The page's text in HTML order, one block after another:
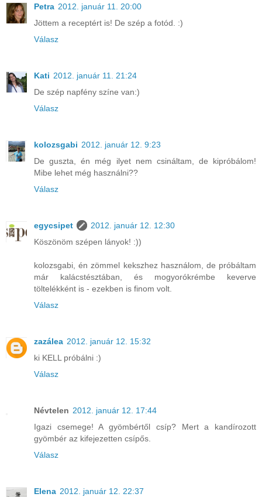
Petra 2012. január 11. 20:00
Jöttem a receptért is! De szép a fotód. :)
Válasz
Kati 2012. január 11. 21:24
De szép napfény színe van:)
Válasz
kolozsgabi 2012. január 12. 9:23
De guszta, én még ilyet nem csináltam, de kipróbálom!
Mibe lehet még használni??
Válasz
egycsipet
2012. január 12. 12:30
Köszönöm szépen lányok! :))
kolozsgabi, én zömmel kekszhez használom, de próbáltam
már kalácstésztában, és mogyorókrémbe keverve
töltelékként is - ezekben is finom volt.
Válasz
zazálea 2012. január 12. 15:32
ki KELL próbálni :)
Válasz
Névtelen 2012. január 12. 17:44
Igazi csemege! A gyömbértől csíp? Mert a kandírozott
gyömbér az kifejezetten csípős.
Válasz
Elena 2012. január 12. 22:37